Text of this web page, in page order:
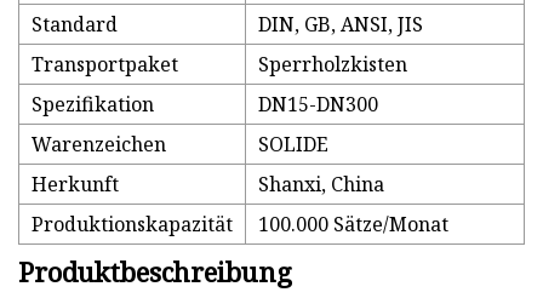
Standard
DIN, GB, ANSI, JIS
Transportpaket
Sperrholzkisten
Spezifikation
DN15-DN300
Warenzeichen
SOLIDE
Herkunft
Shanxi, China
Produktionskapazität
100.000 Sätze/Monat
Produktbeschreibung